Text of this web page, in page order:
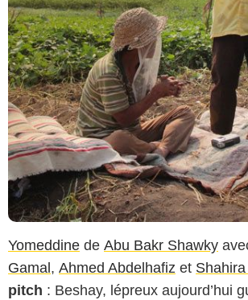
Yomeddine de Abu Bakr Shawky
Gamal , Ahmed Abdelhafiz et
pitch : Beshay, lépreux aujourd’hui